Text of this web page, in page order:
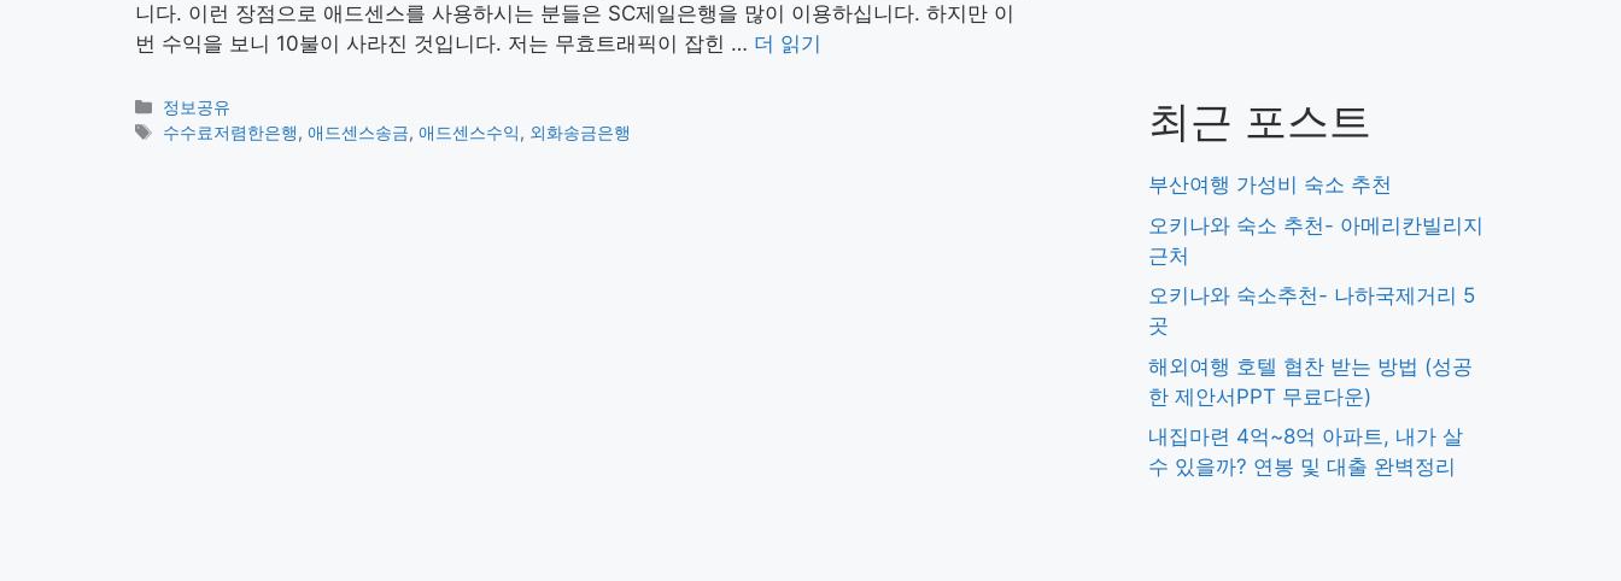
니다. 이런 장점으로 애드센스를 사용하시는 분들은 SC제일은행을 많이 이용하십니다. 하지만 이
번 수익을 보니 10불이 사라진 것입니다. 저는 무효트래픽이 잡힌 … 더 읽기
카
테
정보공유
태
수수료저렴한은행,애드센스송금,애드센스수익, 외화송금은행 최근 포스트
부산여행 가성비 숙소 추천
오키나와 숙소 추천- 아메리칸빌리지
근처
오키나와 숙소추천- 나하국제거리 5
곳
해외여행 호텔 협찬 받는 방법 (성공
한 제안서PPT 무료다운)
내집마련 4억~8억 아파트, 내가 살
수 있을까? 연봉 및 대출 완벽정리